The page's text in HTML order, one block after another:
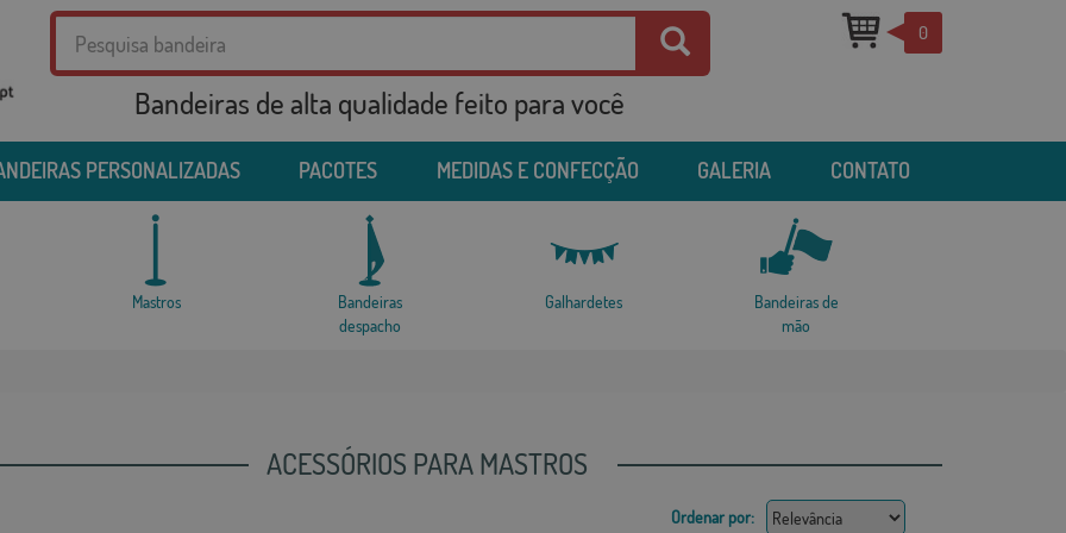
Bandeiras de alta qualidade feito para você
0
PERSONALIZADAS PACOTES MEDIDAS E CONFECÇÃO GALERIA CONTATO
Mastros
Bandeiras
despacho
Galhardetes
Bandeiras de
mão
ACESSÓRIOS PARA MASTROS
Ordenar por: